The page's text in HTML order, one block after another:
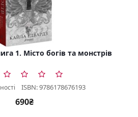
1. Місто богів та монстрів
ISBN: 9786178676193
690₴